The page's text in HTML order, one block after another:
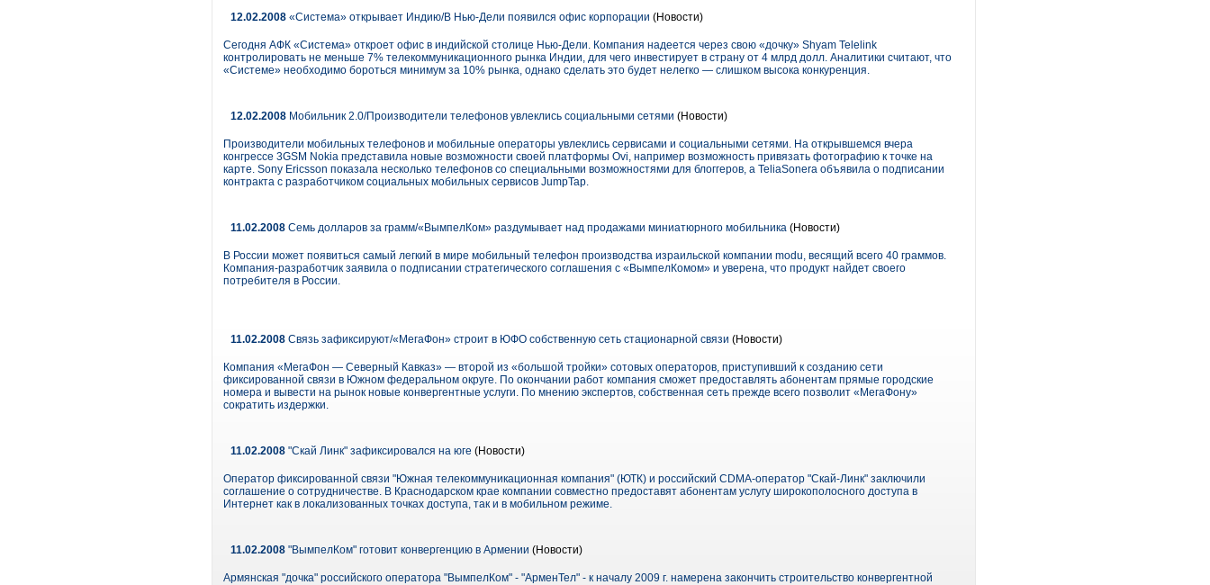
12.02.2008 «Система» открывает Индию/В Нью-Дели появился офис корпорации (Новости)
Сегодня АФК «Система» откроет офис в индийской столице Нью-Дели. Компания надеется через свою «дочку» Shyam Telelink
контролировать не меньше 7% телекоммуникационного рынка Индии, для чего инвестирует в страну от 4 млрд долл. Аналитики считают, что
«Системе» необходимо бороться минимум за 10% рынка, однако сделать это будет нелегко — слишком высока конкуренция.
12.02.2008 Мобильник 2.0/Производители телефонов увлеклись социальными сетями (Новости)
Производители мобильных телефонов и мобильные операторы увлеклись сервисами и социальными сетями. На открывшемся вчера
конгрессе 3GSM Nokia представила новые возможности своей платформы Ovi, например возможность привязать фотографию к точке на
карте. Sony Ericsson показала несколько телефонов со специальными возможностями для блоггеров, а TeliaSonera объявила о подписании
контракта с разработчиком социальных мобильных сервисов JumpTap.
11.02.2008 Семь долларов за грамм/«ВымпелКом» раздумывает над продажами миниатюрного мобильника (Новости)
В России может появиться самый легкий в мире мобильный телефон производства израильской компании modu, весящий всего 40 граммов.
Компания-разработчик заявила о подписании стратегического соглашения с «ВымпелКомом» и уверена, что продукт найдет своего
потребителя в России.
11.02.2008 Связь зафиксируют/«МегаФон» строит в ЮФО собственную сеть стационарной связи (Новости)
Компания «МегаФон — Северный Кавказ» — второй из «большой тройки» сотовых операторов, приступивший к созданию сети
фиксированной связи в Южном федеральном округе. По окончании работ компания сможет предоставлять абонентам прямые городские
номера и вывести на рынок новые конвергентные услуги. По мнению экспертов, собственная сеть прежде всего позволит «МегаФону»
сократить издержки.
11.02.2008 "Скай Линк" зафиксировался на юге (Новости)
Оператор фиксированной связи "Южная телекоммуникационная компания" (ЮТК) и российский CDMA-оператор "Скай-Линк" заключили
соглашение о сотрудничестве. В Краснодарском крае компании совместно предоставят абонентам услугу широкополосного доступа в
Интернет как в локализованных точках доступа, так и в мобильном режиме.
11.02.2008 "ВымпелКом" готовит конвергенцию в Армении (Новости)
Армянская "дочка" российского оператора "ВымпелКом" - "АрменТел" - к началу 2009 г. намерена закончить строительство конвергентной